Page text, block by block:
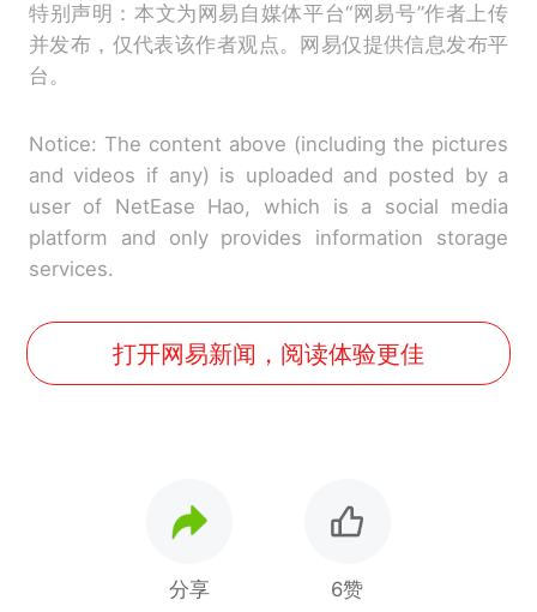
特别声明：本文为网易自媒体平台“网易号”作者上传
并发布，仅代表该作者观点。网易仅提供信息发布平
台。
Notice: The content above (including the pictures
and videos if any) is uploaded and posted by a
user of NetEase Hao, which is a social media
platform and only provides information storage
services.
打开网易新闻，阅读体验更佳
分享 6赞